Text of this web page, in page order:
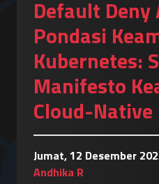
Default Deny
Pondasi
Kubernetes:
Manifesto
Cloud-Native
Jumat, 12 Desember
Andhika R